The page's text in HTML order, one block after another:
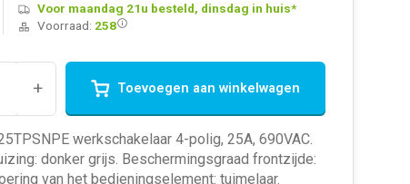
Voor maandag 21u besteld, dinsdag in huis*
Voorraad: 258
+ Toevoegen aan winkelwagen
werkschakelaar 4-polig, 25A, 690VAC.
donker grijs. Beschermingsgraad frontzijde:
van het bedieningselement: tuimelaar.